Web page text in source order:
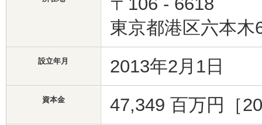
東京都港区六本
設立年月 2013年2月1日
資本金 47,349 百万円［